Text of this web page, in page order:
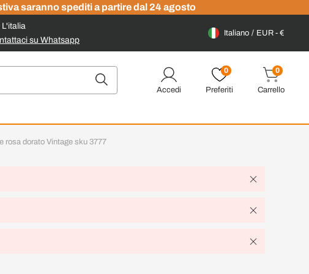
saranno spediti a partire dal 24 agosto
su Whatsapp
Italiano EUR - €
Accedi
0
Preferiti
0
Carrello
rosa dorato Vintage sku 3777